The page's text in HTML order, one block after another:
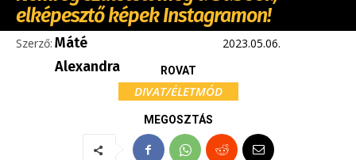
elképesztő képek Instagramon!
Szerző: Máté
Alexandra
2023.05.06.
ROVAT
DIVAT/ÉLETMÓD
MEGOSZTÁS